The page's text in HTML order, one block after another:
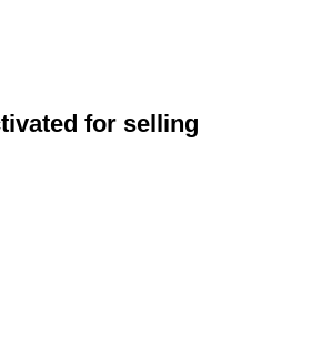
for selling